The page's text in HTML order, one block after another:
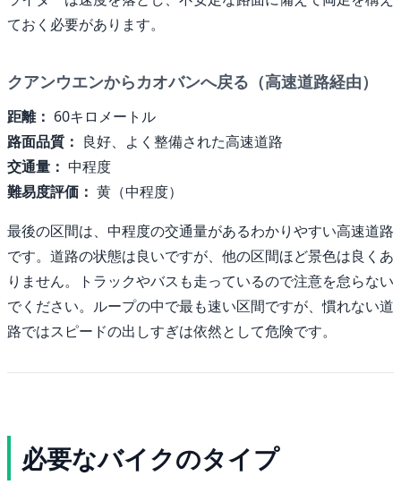
ておく必要があります。
クアンウエンからカオバンへ戻る（高速道路経由）
距離： 60キロメートル
路面品質： 良好、よく整備された高速道路
交通量： 中程度
難易度評価： 黄（中程度）
最後の区間は、中程度の交通量があるわかりやすい高速道路
です。道路の状態は良いですが、他の区間ほど景色は良くあ
りません。トラックやバスも走っているので注意を怠らない
でください。ループの中で最も速い区間ですが、慣れない道
路ではスピードの出しすぎは依然として危険です。
必要なバイクのタイプ